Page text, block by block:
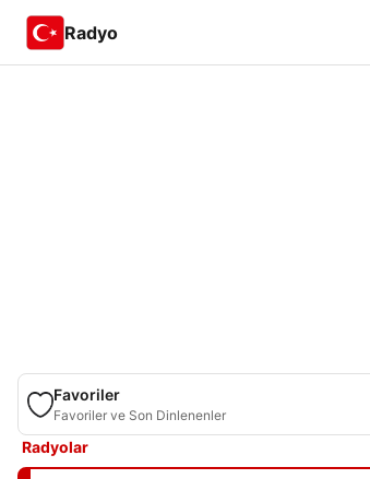
Radyo
Favoriler
Favoriler ve Son Dinlenenler
Radyolar